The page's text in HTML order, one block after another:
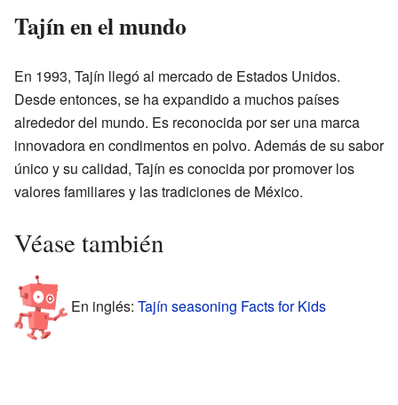
Tajín en el mundo
En 1993, Tajín llegó al mercado de Estados Unidos.
Desde entonces, se ha expandido a muchos países
alrededor del mundo. Es reconocida por ser una marca
innovadora en condimentos en polvo. Además de su sabor
único y su calidad, Tajín es conocida por promover los
valores familiares y las tradiciones de México.
Véase también
En inglés: Tajín seasoning Facts for Kids